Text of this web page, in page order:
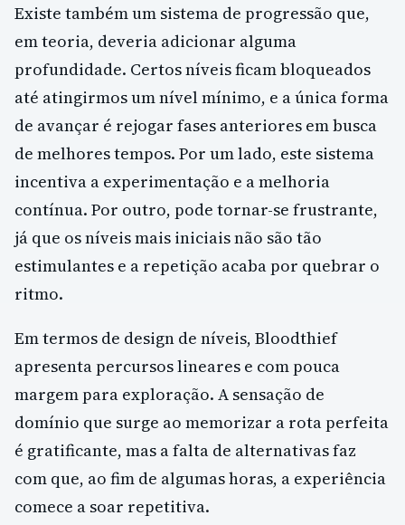
Existe também um sistema de progressão que,
em teoria, deveria adicionar alguma
profundidade. Certos níveis ficam bloqueados
até atingirmos um nível mínimo, e a única forma
de avançar é rejogar fases anteriores em busca
de melhores tempos. Por um lado, este sistema
incentiva a experimentação e a melhoria
contínua. Por outro, pode tornar-se frustrante,
já que os níveis mais iniciais não são tão
estimulantes e a repetição acaba por quebrar o
ritmo.
Em termos de design de níveis, Bloodthief
apresenta percursos lineares e com pouca
margem para exploração. A sensação de
domínio que surge ao memorizar a rota perfeita
é gratificante, mas a falta de alternativas faz
com que, ao fim de algumas horas, a experiência
comece a soar repetitiva.